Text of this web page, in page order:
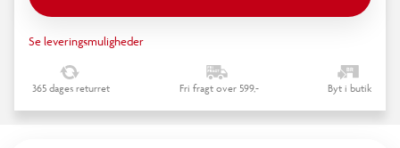
Se leveringsmuligheder
365 dages returret Fri fragt over 599,- Byt i butik